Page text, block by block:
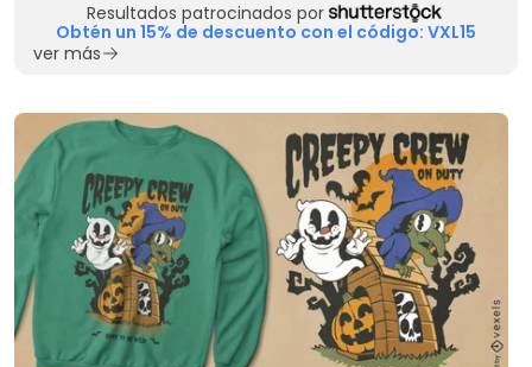
Resultados patrocinados por
Obtén un 15% de descuento con el código: VXL15
ver más